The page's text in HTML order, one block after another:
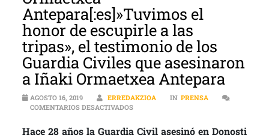
Antepara[:es]»Tuvimos el
honor de escupirle a las
tripas», el testimonio de los
Guardia Civiles que asesinaron
a Iñaki Ormaetxea Antepara
AGOSTO 16, 2019 ERREDAKZIOA IN PRENSA
COMENTARIOS DESACTIVADOSEN LOS GUARDIAS CIVILES QUE
Hace 28 años la Guardia Civil asesinó en Donosti